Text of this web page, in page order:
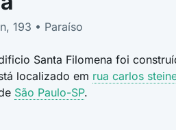
193 • Paraíso
Santa Filomena foi
localizado em rua carlos
São Paulo-SP.